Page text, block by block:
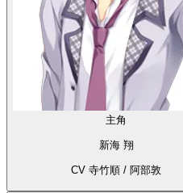
主角
新海 翔
CV 寺竹順 / 阿部敦